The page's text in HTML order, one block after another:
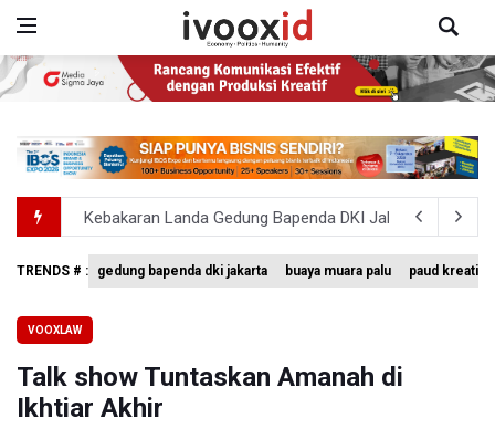
Kebakaran Landa Gedung Bapenda DKI Jakarta
PSSI Evaluasi TImnas Indonesia Setelah Gagal Tembus
BGN Proses Pemberhentian Tidak Hormat 66 Kepala
SEA V Cup 2026: Timnas Voli Putri Indonesia Menang
TRENDS # : gedung bapenda dki jakarta buaya muara palu paud kreatif
VOOXLAW
Talk show Tuntaskan Amanah di
Ikhtiar Akhir